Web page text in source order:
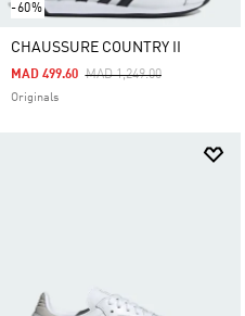
-60%
CHAUSSURE COUNTRY II
Price Reduced From
MAD 1,249.00To
MAD 499.60
Originals